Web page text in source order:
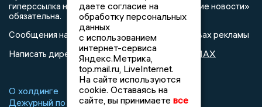
гиперссылка на Сетевое издание «Воронежские новости»
обязательна.
Сообщения на сером фоне размещены на правах рекламы
Написать директору в телеграм@mazov MAX
О холдинге Вакансии
Реклама
Дежурный по новостям
даете согласие на
обработку персональных
данных
с использованием
интернет-сервиса
Яндекс.Метрика,
top.mail.ru, LiveInternet.
На сайте используются
cookie. Оставаясь на
сайте, вы принимаете все